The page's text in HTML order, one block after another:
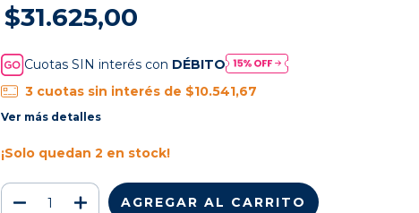
$31.625,00
Cuotas SIN interés con DÉBITO
3 cuotas sin interés de $10.541,67
Ver más detalles
¡Solo quedan 2 en stock!